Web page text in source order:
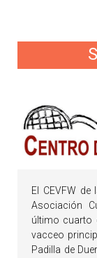
El CEVFW
Asociación
último cuarto
vacceo
Padilla de